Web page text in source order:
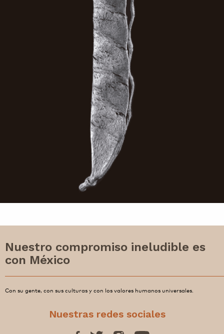
Nuestro compromiso ineludible es
con México
Con su gente, con sus culturas y con los valores humanos universales.
Nuestras redes sociales